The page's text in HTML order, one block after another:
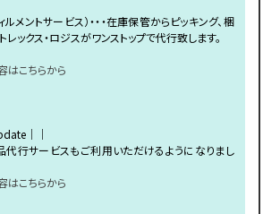
ルメントサービス）・・・在庫保管からピッキング、梱
レックス・ロジスがワンストップで代行致します。
はこちらから
｜｜
代行サービスもご利用いただけるようになりまし
はこちらから